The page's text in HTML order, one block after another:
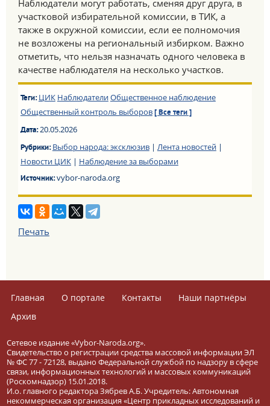
Наблюдатели могут работать, сменяя друг друга, в
участковой избирательной комиссии, в ТИК, а
также в окружной комиссии, если ее полномочия
не возложены на региональный избирком. Важно
отметить, что нельзя назначать одного человека в
качестве наблюдателя на несколько участков.
Теги: ЦИК НаблюдателиОбщественное наблюдение
Общественный контроль выборов [ Все теги ]
Дата:20.05.2026
Рубрики:Выбор народа: эксклюзив| Лента новостей|
Новости ЦИК| Наблюдение за выборами
Источник:vybor-naroda.org
Печать
Главная О портале Контакты
Наши партнёры
Архив
Сетевое издание «Vybor-Naroda.org».
Свидетельство о регистрации средства массовой информации ЭЛ
№ ФС 77 - 72128, выдано Федеральной службой по надзору в сфере
связи, информационных технологий и массовых коммуникаций
(Роскомнадзор) 15.01.2018.
И.о. главного редактора Зябрев А.Б. Учредитель: Автономная
некоммерческая организация «Центр прикладных исследований и